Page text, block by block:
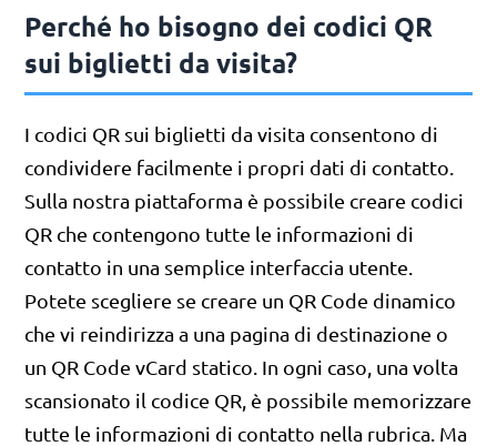
Perché ho bisogno dei codici QR
sui biglietti da visita?
I codici QR sui biglietti da visita consentono di
condividere facilmente i propri dati di contatto.
Sulla nostra piattaforma è possibile creare codici
QR che contengono tutte le informazioni di
contatto in una semplice interfaccia utente.
Potete scegliere se creare un QR Code dinamico
che vi reindirizza a una pagina di destinazione o
un QR Code vCard statico. In ogni caso, una volta
scansionato il codice QR, è possibile memorizzare
tutte le informazioni di contatto nella rubrica. Ma